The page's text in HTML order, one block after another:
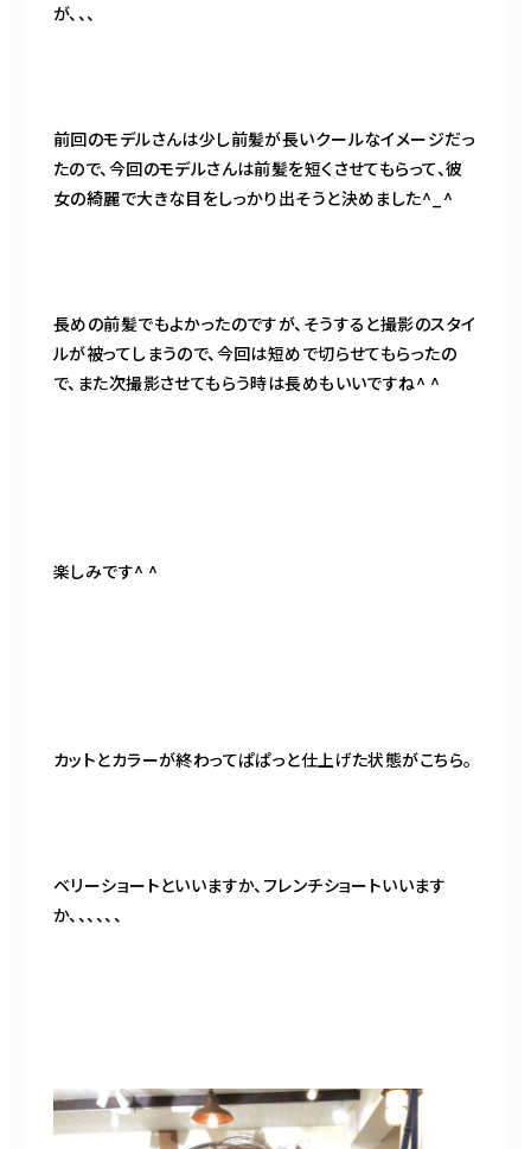
が、、、
前回のモデルさんは少し前髪が長いクールなイメージだっ
たので、今回のモデルさんは前髪を短くさせてもらって、彼
女の綺麗で大きな目をしっかり出そうと決めました^_^
長めの前髪でもよかったのですが、そうすると撮影のスタイ
ルが被ってしまうので、今回は短めで切らせてもらったの
で、また次撮影させてもらう時は長めもいいですね^ ^
楽しみです^ ^
カットとカラーが終わってぱぱっと仕上げた状態がこちら。
ベリーショートといいますか、フレンチショートいいます
か、、、、、、